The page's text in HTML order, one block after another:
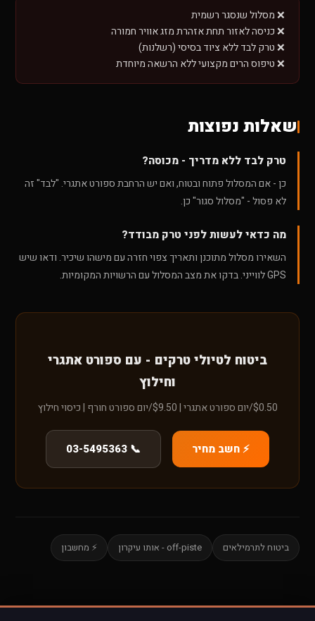
❌ מסלול שנסגר רשמית
❌ כניסה לאזור תחת אזהרת מזג אוויר חמורה
❌ טרק לבד ללא ציוד בסיסי (רשלנות)
❌ טיפוס הרים מקצועי ללא הרשאה מיוחדת
שאלות נפוצות
טרק לבד ללא מדריך - מכוסה?
כן - אם המסלול פתוח ובטוח, ואם יש הרחבת ספורט אתגרי. "לבד" זה
לא פסול - "מסלול סגור" כן.
מה כדאי לעשות לפני טרק מבודד?
השאירו מסלול מתוכנן ותאריך צפוי חזרה עם מישהו שיכיר. ודאו שיש
GPS לווייני. בדקו את מצב המסלול עם הרשויות המקומיות.
ביטוח לטיולי טרקים - עם ספורט אתגרי
וחילוץ
$0.50/יום ספורט אתגרי | $9.50/יום ספורט חורף | כיסוי חילוץ
⚡ חשב מחיר 📞 03-5495363
ביטוח לתרמילאים off-piste - אותו עיקרון ⚡ מחשבון